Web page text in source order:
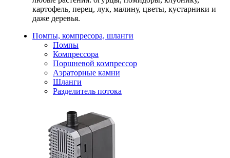
картофель, перец, лук, малину, цветы, кустарники и
даже деревья.
Помпы, компресора, шланги
Помпы
Компрессора
Поршневой компрессор
Аэраторные камни
Шланги
Разделитель потока